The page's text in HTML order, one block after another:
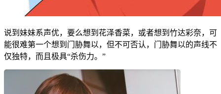
说到妹妹系声优，要么想到花泽香菜，或者想到竹达彩奈，可
能很难第一个想到门胁舞以，但不可否认，门胁舞以的声线不
仅独特，而且极具“杀伤力。”